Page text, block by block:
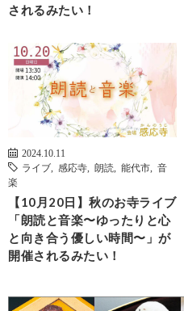
されるみたい！
2024.10.11
ライブ
感応寺 朗読 能代市
音
楽
【10月20日】秋のお寺ライブ
「朗読と音楽〜ゆったりと心
と向き合う優しい時間〜」が
開催されるみたい！